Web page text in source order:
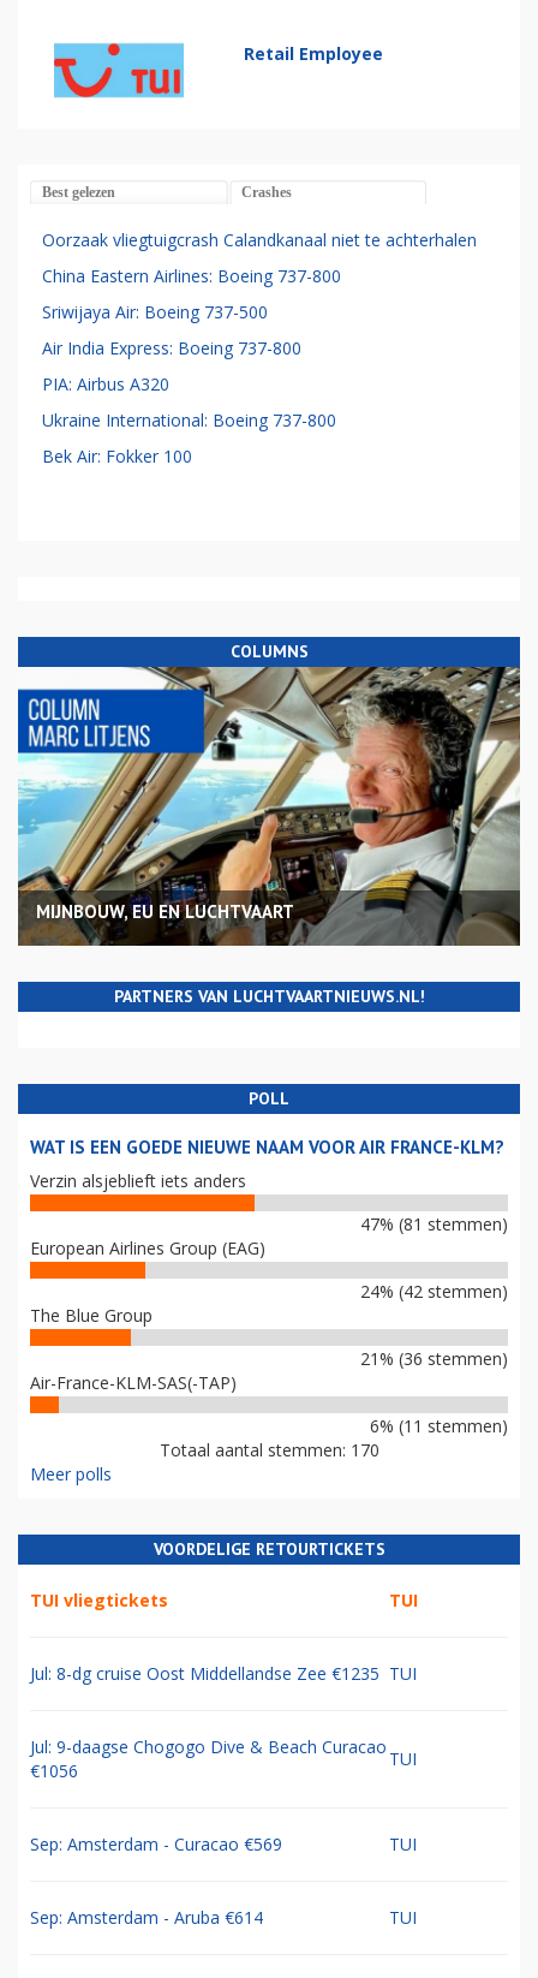
Retail Employee
Best gelezen Crashes
Oorzaak vliegtuigcrash Calandkanaal niet te achterhalen
China Eastern Airlines: Boeing 737-800
Sriwijaya Air: Boeing 737-500
Air India Express: Boeing 737-800
PIA: Airbus A320
Ukraine International: Boeing 737-800
Bek Air: Fokker 100
COLUMNS
MIJNBOUW, EU EN LUCHTVAART
PARTNERS VAN LUCHTVAARTNIEUWS.NL!
POLL
WAT IS EEN GOEDE NIEUWE NAAM VOOR AIR FRANCE-KLM?
Verzin alsjeblieft iets anders
47% (81 stemmen)
European Airlines Group (EAG)
24% (42 stemmen)
The Blue Group
21% (36 stemmen)
Air-France-KLM-SAS(-TAP)
6% (11 stemmen)
Totaal aantal stemmen: 170
Meer polls
VOORDELIGE RETOURTICKETS
TUI vliegtickets TUI
Jul: 8-dg cruise Oost Middellandse Zee €1235 TUI
Jul: 9-daagse Chogogo Dive & Beach Curacao
€1056
TUI
Sep: Amsterdam - Curacao €569 TUI
Sep: Amsterdam - Aruba €614 TUI